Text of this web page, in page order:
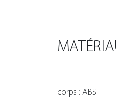
corps : ABS